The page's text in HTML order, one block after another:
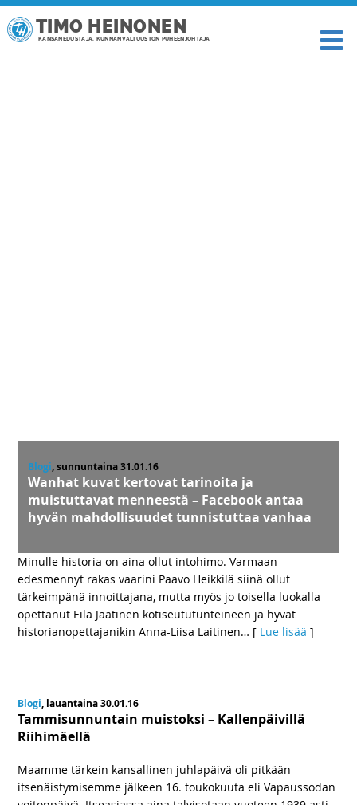
TIMO HEINONEN
KANSANEDUSTAJA, KUNNANVALTUUSTON PUHEENJOHTAJA
Blogi, sunnuntaina 31.01.16
Wanhat kuvat kertovat tarinoita ja
muistuttavat menneestä – Facebook antaa
hyvän mahdollisuudet tunnistuttaa vanhaa
Minulle historia on aina ollut intohimo. Varmaan
edesmennyt rakas vaarini Paavo Heikkilä siinä ollut
tärkeimpänä innoittajana, mutta myös jo toisella luokalla
opettanut Eila Jaatinen kotiseututunteineen ja hyvät
historianopettajanikin Anna-Liisa Laitinen… [ Lue lisää ]
Blogi, lauantaina 30.01.16
Tammisunnuntain muistoksi – Kallenpäivillä
Riihimäellä
Maamme tärkein kansallinen juhlapäivä oli pitkään
itsenäistymisemme jälkeen 16. toukokuuta eli Vapaussodan